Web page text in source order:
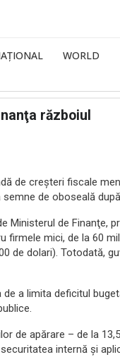
WORLD
războiul
de creşteri fiscale
de oboseală
Ministerul de Finanţe,
firmele mici, de la 60
de dolari). Totodată,
a limita deficitul
de apărare – de la
internă şi